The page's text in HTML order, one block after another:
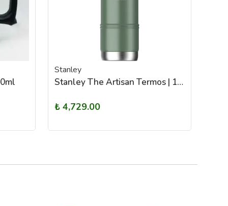
Stanley
Stanley The Artisan Termos | 1.0L (Yeşil)
₺ 4,729.00